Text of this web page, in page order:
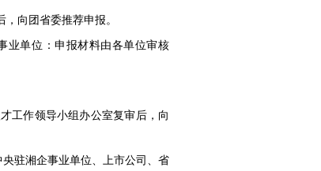
向团省委推荐申报。
业单位：申报材料由各单位审核
工作领导小组办公室复审后，向
驻湘企事业单位、上市公司、省